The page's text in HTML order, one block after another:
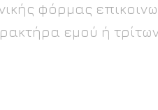
φόρμας
εμού ή